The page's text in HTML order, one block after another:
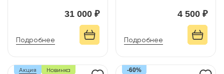
31 000 ₽
Подробнее
4 500 ₽
Подробнее
Акция Новинка -60%